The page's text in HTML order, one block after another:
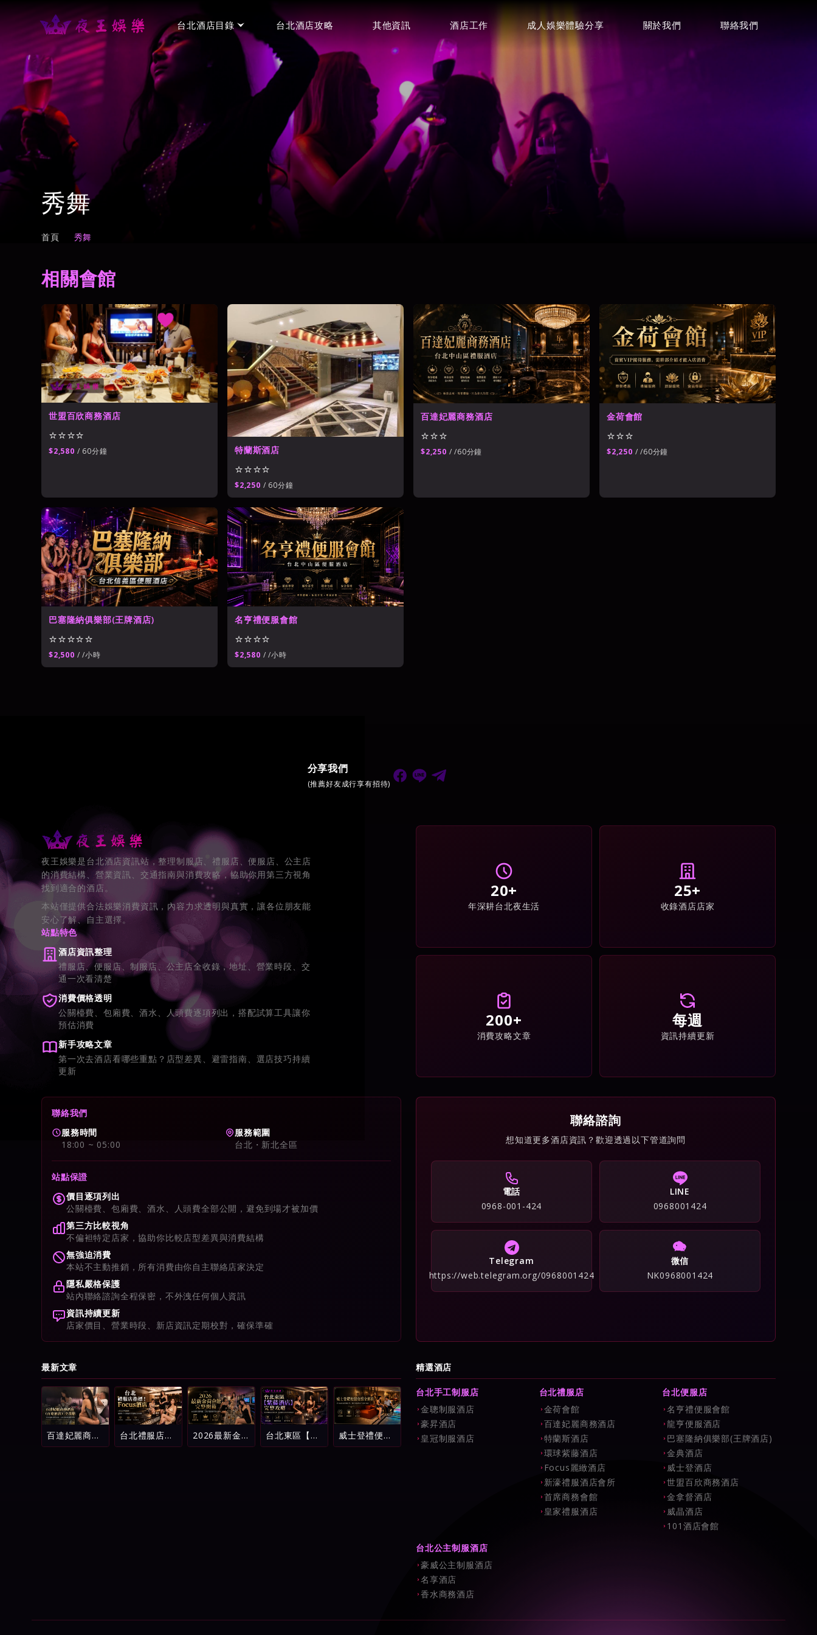
台北酒店目錄
台北手工制服店
豪昇酒店 皇冠制服酒店
⭐⭐⭐
→
金荷會館
⭐⭐⭐
特蘭斯酒店
⭐⭐⭐⭐
環球紫藤酒店
⭐⭐⭐ ⭐⭐⭐⭐
首席商務會館
⭐⭐⭐⭐
皇家禮服酒店
⭐⭐⭐⭐
世盟百欣商務酒店 金拿督酒店
⭐⭐⭐⭐
威晶酒店
⭐⭐⭐⭐
101酒店會館
⭐⭐⭐⭐⭐
台北公主制服酒店
豪威公主制服酒店
⭐⭐⭐⭐
名享酒店
⭐⭐⭐⭐⭐
香水商務酒店
台北酒店攻略 其他資訊 酒店工作 成人娛樂體驗分享 關於我們 聯絡我們
秀舞
首頁 秀舞
相關會館
世盟百欣商務酒店
⭐⭐⭐⭐
$2,580 / 60分鐘 特蘭斯酒店
⭐⭐⭐⭐
$2,250 / 60分鐘
百達妃麗商務酒店
⭐⭐⭐
$2,250 / /60分鐘
金荷會館
⭐⭐⭐
$2,250 / /60分鐘
巴塞隆納俱樂部(王牌酒店)
⭐⭐⭐⭐⭐
$2,500 / /小時
名亨禮便服會館
⭐⭐⭐⭐
$2,580 / /小時
分享我們
(推薦好友成行享有招待)
夜王娛樂是台北酒店資訊站，整理制服店、禮服店、便服店、公主店
的消費結構、營業資訊、交通指南與消費攻略，協助你用第三方視角
找到適合的酒店。
本站僅提供合法娛樂消費資訊，內容力求透明與真實，讓各位朋友能
安心了解、自主選擇。
站點特色
酒店資訊整理
禮服店、便服店、制服店、公主店全收錄，地址、營業時段、交
通一次看清楚
消費價格透明
公關檯費、包廂費、酒水、人頭費逐項列出，搭配試算工具讓你
預估消費
新手攻略文章
第一次去酒店看哪些重點？店型差異、避雷指南、選店技巧持續
更新
20+
年深耕台北夜生活
25+
收錄酒店店家
200+
消費攻略文章
每週
資訊持續更新
聯絡我們
服務時間
18:00 ~ 05:00
服務範圍
台北・新北全區
站點保證
價目逐項列出
公關檯費、包廂費、酒水、人頭費全部公開，避免到場才被加價
第三方比較視角
不偏袒特定店家，協助你比較店型差異與消費結構
無強迫消費
本站不主動推銷，所有消費由你自主聯絡店家決定
隱私嚴格保護
站內聯絡諮詢全程保密，不外洩任何個人資訊
資訊持續更新
店家價目、營業時段、新店資訊定期校對，確保準確
聯絡諮詢
想知道更多酒店資訊？歡迎透過以下管道詢問
電話
0968-001-424
LINE
0968001424
Telegram
https://web.telegram.org/0968001424
微信
NK0968001424
最新文章
百達妃麗商務
酒店（百達酒
台北禮服店指
標！Focus酒
2026最新金
荷會館完整開
台北東區【紫
藤酒店】完整
威士登禮便服
會館全解析：
精選酒店
台北手工制服店
金聰制服酒店
豪昇酒店
皇冠制服酒店
台北禮服店
金荷會館
百達妃麗商務酒店
特蘭斯酒店
環球紫藤酒店
Focus麗緻酒店
新濠禮服酒店會所
首席商務會館
皇家禮服酒店
台北便服店
名亨禮便服會館
龍亨便服酒店
巴塞隆納俱樂部(王牌酒店)
金典酒店
威士登酒店
世盟百欣商務酒店
金拿督酒店
威晶酒店
101酒店會館
台北公主制服酒店
豪威公主制服酒店
名享酒店
香水商務酒店